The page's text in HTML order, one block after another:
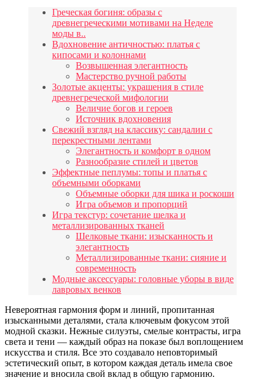
Греческая богиня: образы с
древнегреческими мотивами на Неделе
моды в..
Вдохновение античностью: платья с
кипосами и колоннами
Возвышенная элегантность
Мастерство ручной работы
Золотые акценты: украшения в стиле
древнегреческой мифологии
Величие богов и героев
Источник вдохновения
Свежий взгляд на классику: сандалии с
перекрестными лентами
Элегантность и комфорт в одном
Разнообразие стилей и цветов
Эффектные пеплумы: топы и платья с
объемными оборками
Объемные оборки для шика и роскоши
Игра объемов и пропорций
Игра текстур: сочетание шелка и
металлизированных тканей
Шелковые ткани: изысканность и
элегантность
Металлизированные ткани: сияние и
современность
Модные аксессуары: головные уборы в виде
лавровых венков
Невероятная гармония форм и линий, пропитанная
изысканными деталями, стала ключевым фокусом этой
модной сказки. Нежные силуэты, смелые контрасты, игра
света и тени — каждый образ на показе был воплощением
искусства и стиля. Все это создавало неповторимый
эстетический опыт, в котором каждая деталь имела свое
значение и вносила свой вклад в общую гармонию.